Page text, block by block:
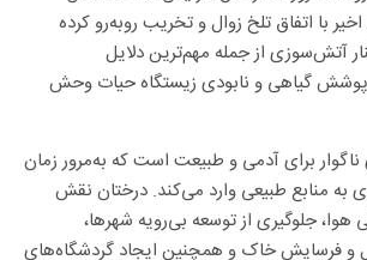
با اتفاق تلخ زوال و تخریب روبه‌رو کرده
آتش‌سوزی از جمله مهم‌ترین دلایل
گیاهی و نابودی زیستگاه حیات وحش
برای آدمی و طبیعت است که به‌مرور زمان
به منابع طبیعی وارد می‌کند. درختان نقش
هوا، جلوگیری از توسعه بی­‌رویه شهرها،
و فرسایش خاک و همچنین ایجاد گردشگاه‌های